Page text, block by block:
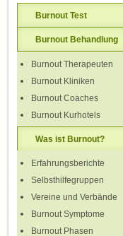
Burnout Test
Burnout Behandlung
Burnout Therapeuten
Burnout Kliniken
Burnout Coaches
Burnout Kurhotels
Was ist Burnout?
Erfahrungsberichte
Selbsthilfegruppen
Vereine und Verbände
Burnout Symptome
Burnout Phasen